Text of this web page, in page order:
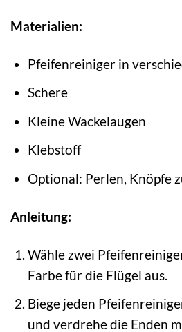
Materialien:
Pfeifenreiniger in
Schere
Kleine Wackelaugen
Klebstoff
Optional: Perlen, Knöpfe
Anleitung:
Wähle zwei
Farbe für die Flügel aus.
Biege jeden
und verdrehe die Enden